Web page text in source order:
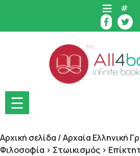
content
#
☰
Αρχική σελίδα /Αρχαία Ελληνική
Φιλοσοφία > Στωικισμός >